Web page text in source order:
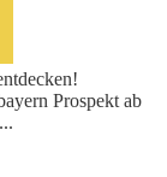
Prospekt ab
...